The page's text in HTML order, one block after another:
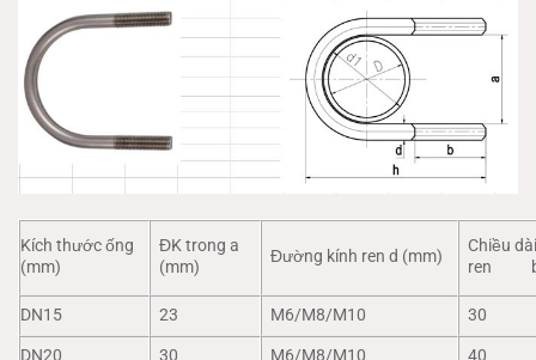
Kích thước ống
(mm)
ĐK trong a
(mm)
Đường kính ren d (mm)
Chiều
ren b
DN15 23 M6/M8/M10
30
DN20
30 M6/M8/M10
40